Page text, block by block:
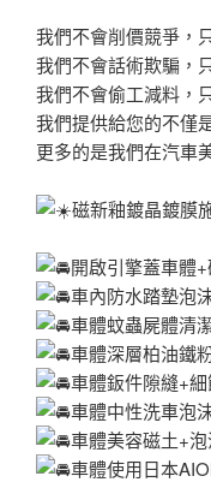
我們不會削價競爭，
我們不會話術欺騙，
我們不會偷工減料，
我們提供給您的不僅
更多的是我們在汽車
磁新釉鍍晶鍍膜
開啟引擎蓋車體
車內防水踏墊泡
車體蚊蟲屍體清
車體深層柏油鐵
車體鈑件隙縫+
車體中性洗車泡
車體美容磁土+
車體使用日本